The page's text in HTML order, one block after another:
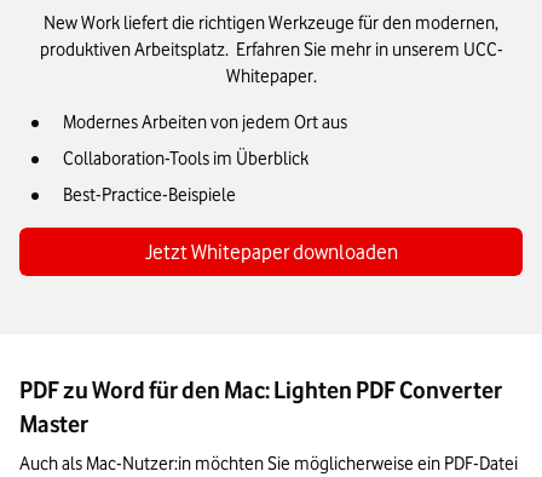
New Work liefert die richtigen Werkzeuge für den modernen,
produktiven Arbeitsplatz. Erfahren Sie mehr in unserem UCC-
Whitepaper.
Modernes Arbeiten von jedem Ort aus
Collaboration-Tools im Überblick
Best-Practice-Beispiele
Jetzt Whitepaper downloaden
PDF zu Word für den Mac: Lighten PDF Converter
Master
Auch als Mac-Nutzer:in möchten Sie möglicherweise ein PDF-Datei